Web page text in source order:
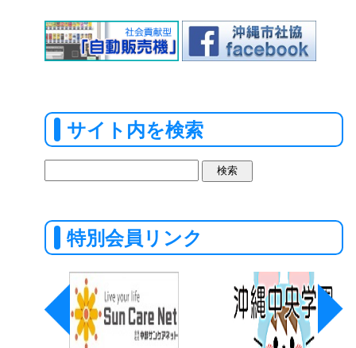
サイト内を検索
索:
特別会員リンク